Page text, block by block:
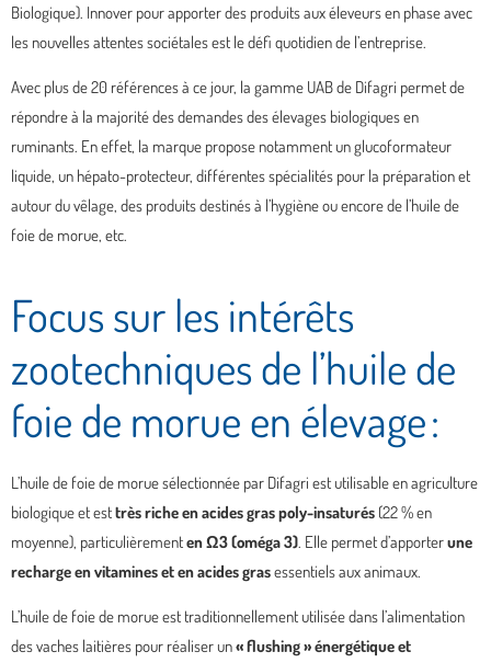
Biologique). Innover pour apporter des produits aux éleveurs en phase avec
les nouvelles attentes sociétales est le défi quotidien de l’entreprise.
Avec plus de 20 références à ce jour, la gamme UAB de Difagri permet de
répondre à la majorité des demandes des élevages biologiques en
ruminants. En effet, la marque propose notamment unglucoformateur
liquide, un hépato-protecteur, différentes spécialités pour la préparation et
autour du vêlage, des produits destinés à l’hygiène ou encore de l’huile de
foie de morue, etc.
Focus sur les intérêts
zootechniques de l’huile de
foie de morue en élevage :
L’huile de foie de morue sélectionnée par Difagri est utilisable en agriculture
biologique et esttrès riche en acides gras poly-insaturés (22 % en
moyenne), particulièrementen Ω3 (oméga 3). Elle permet d’apporterune
recharge en vitamines et en acides grasessentiels aux animaux.
L’huile de foie de morue est traditionnellement utilisée dans l’alimentation
des vaches laitières pour réaliser un« flushing » énergétique et